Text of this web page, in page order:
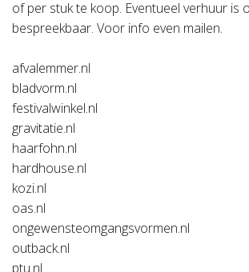
of per stuk te koop. Eventueel verhuur is
bespreekbaar. Voor info even mailen.
afvalemmer.nl
bladvorm.nl
festivalwinkel.nl
gravitatie.nl
haarfohn.nl
hardhouse.nl
kozi.nl
oas.nl
ongewensteomgangsvormen.nl
outback.nl
ptu.nl